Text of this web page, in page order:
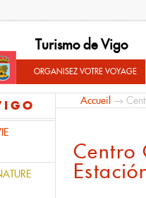
Turismo de Vigo
ORGANISEZ VOTRE VOYAGE
Accueil →
Centro